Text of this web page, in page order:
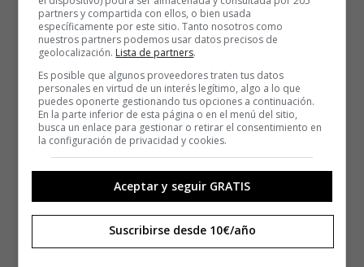
partners y compartida con ellos, o bien usada
específicamente por este sitio. Tanto nosotros como
nuestros partners podemos usar datos precisos de
geolocalización. Lista de partners.
Es posible que algunos proveedores traten tus datos
personales en virtud de un interés legítimo, algo a lo que
puedes oponerte gestionando tus opciones a continuación.
En la parte inferior de esta página o en el menú del sitio,
busca un enlace para gestionar o retirar el consentimiento en
la configuración de privacidad y cookies.
Aceptar y seguir GRATIS
Suscribirse desde 10€/año